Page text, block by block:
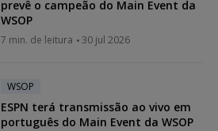
prevê o campeão do Main Event da
WSOP
7 min. de leitura 30 jul 2026
WSOP
ESPN terá transmissão ao vivo em
português do Main Event da WSOP